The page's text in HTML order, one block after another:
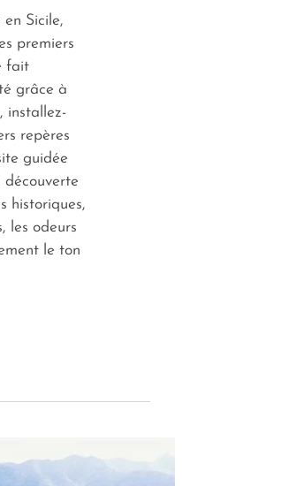
en Sicile,
premiers
fait
grâce à
installez-
repères
guidée
historiques,
les odeurs
le ton